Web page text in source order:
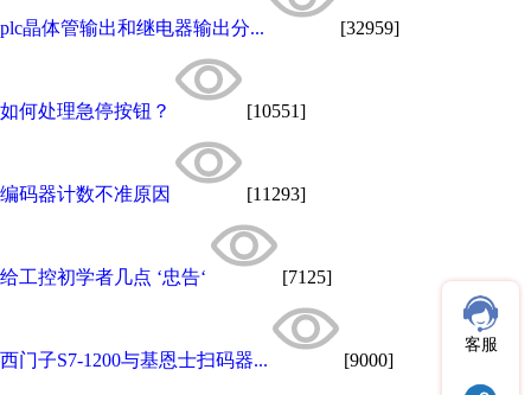
plc晶体管输出和继电器输出分... [32959]
如何处理急停按钮？ [10551]
编码器计数不准原因 [11293]
给工控初学者几点 ‘忠告‘ [7125]
西门子S7-1200与基恩士扫码器... [9000]
客服